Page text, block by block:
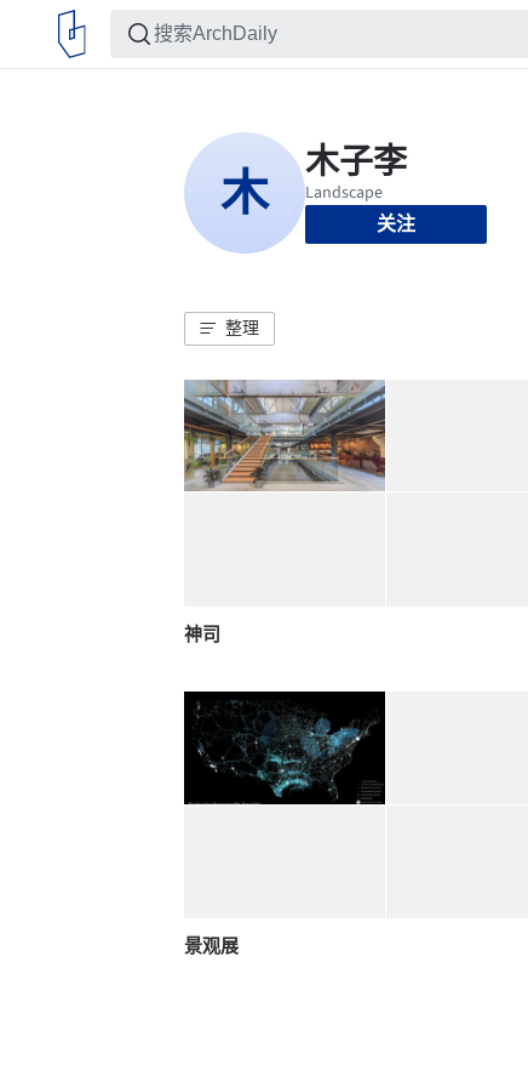
关注
整理
神司
景观展